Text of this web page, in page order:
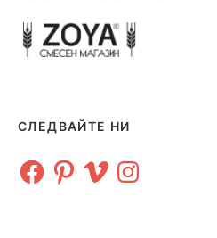
СЛЕДВАЙТЕ НИ
FacebookPinterest
Vimeo Instagram